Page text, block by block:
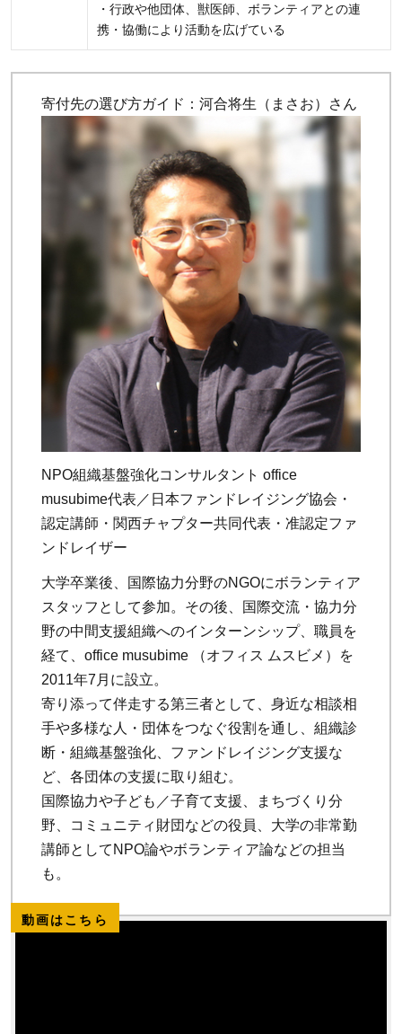
・行政や他団体、獣医師、ボランティアとの連
携・協働により活動を広げている
寄付先の選び方ガイド：河合将生（まさお）さん
NPO組織基盤強化コンサルタント office
musubime代表／日本ファンドレイジング協会・
認定講師・関西チャプター共同代表・准認定ファ
ンドレイザー
大学卒業後、国際協力分野のNGOにボランティア
スタッフとして参加。その後、国際交流・協力分
野の中間支援組織へのインターンシップ、職員を
経て、office musubime （オフィス ムスビメ）を
2011年7月に設立。
寄り添って伴走する第三者として、身近な相談相
手や多様な人・団体をつなぐ役割を通し、組織診
断・組織基盤強化、ファンドレイジング支援な
ど、各団体の支援に取り組む。
国際協力や子ども／子育て支援、まちづくり分
野、コミュニティ財団などの役員、大学の非常勤
講師としてNPO論やボランティア論などの担当
も。
動画はこちら